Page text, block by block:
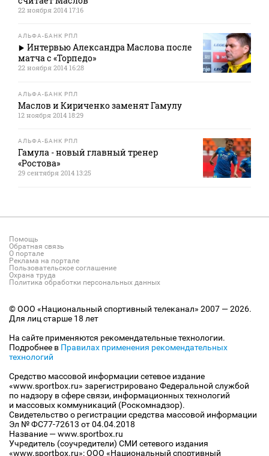
22 ноября 2014 17:16
АЛЬФА-БАНК РПЛ
Интервью Александра Маслова после
матча с «Торпедо»
22 ноября 2014 16:28
АЛЬФА-БАНК РПЛ
Маслов и Кириченко заменят Гамулу
12 ноября 2014 18:29
АЛЬФА-БАНК РПЛ
Гамула - новый главный тренер
«Ростова»
29 сентября 2014 13:25
Помощь
Обратная связь
О портале
Реклама на портале
Пользовательское соглашение
Охрана труда
Политика обработки персональных данных
© ООО «Национальный спортивный телеканал» 2007 — 2026.
Для лиц старше 18 лет
На сайте применяются рекомендательные технологии.
Подробнее в Правилах применения рекомендательных
технологий
Средство массовой информации сетевое издание
«www.sportbox.ru» зарегистрировано Федеральной службой
по надзору в сфере связи, информационных технологий
и массовых коммуникаций (Роскомнадзор).
Свидетельство о регистрации средства массовой информации
Эл № ФС77-72613 от 04.04.2018
Название — www.sportbox.ru
Учредитель (соучредители) СМИ сетевого издания
«www.sportbox.ru»: ООО «Национальный спортивный